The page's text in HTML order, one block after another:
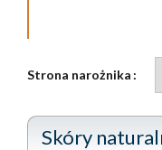
Strona narożnika
Skóry